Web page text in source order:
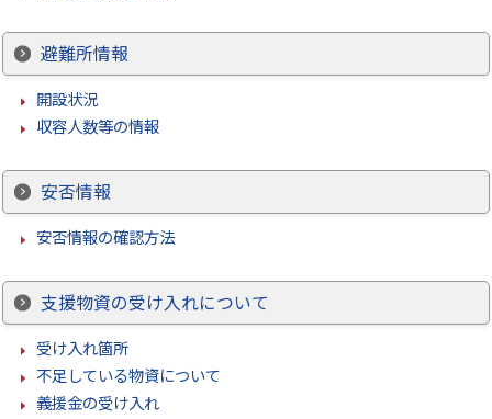
避難所情報
開設状況
収容人数等の情報
安否情報
安否情報の確認方法
支援物資の受け入れについて
受け入れ箇所
不足している物資について
義援金の受け入れ